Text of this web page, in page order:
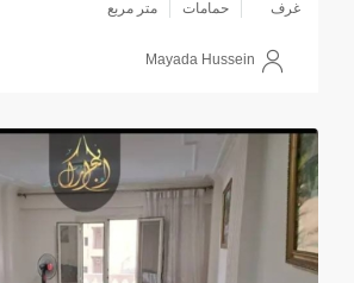
غرف حمامات متر مربع
Mayada Hussein